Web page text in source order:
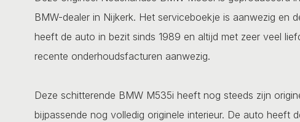
BMW-dealer in Nijkerk. Het serviceboekje is aanwezig en
heeft de auto in bezit sinds 1989 en altijd met zeer veel
recente onderhoudsfacturen aanwezig.
Deze schitterende BMW M535i heeft nog steeds zijn
bijpassende nog volledig originele interieur. De auto heeft